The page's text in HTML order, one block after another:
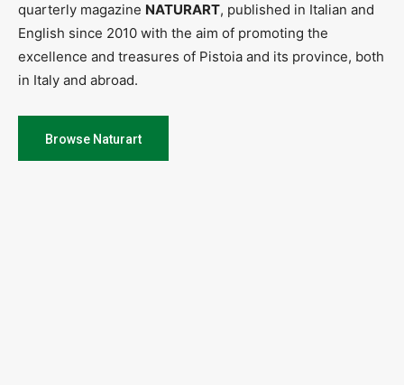
quarterly magazine NATURART, published in Italian and
English since 2010 with the aim of promoting the
excellence and treasures of Pistoia and its province, both
in Italy and abroad.
Browse Naturart